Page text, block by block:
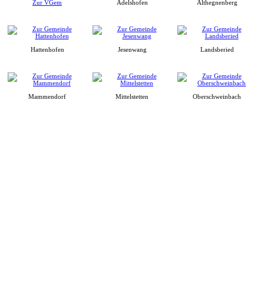
Zur VGem Adelshofen Althegnenberg
Hattenhofen Jesenwang Landsberied
Mammendorf Mittelstetten Oberschweinbach